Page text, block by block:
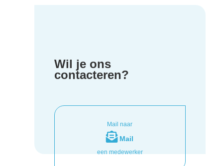
Wil je ons
contacteren?
Mail naar
Mail
een medewerker